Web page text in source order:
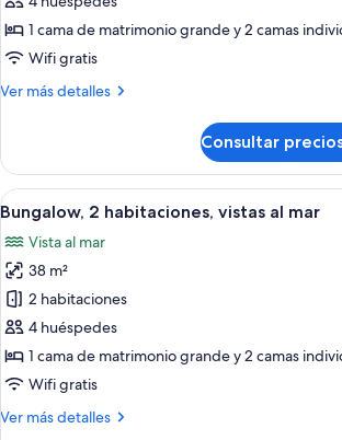
familiar,
2
habitaciones,
vistas
1 cama de matrimonio grande y 2 camas
Wifi gratis
Ver más detalles
Más
familiar,
habitaciones,
vistas
al
mar
Consultar
Abrir
todas
las
fotos
de
Bungalow,
2
habitaciones,
al
Una
8
Bungalow, 2 habitaciones, vistas al mar
Vista al mar
38 m²
2 habitaciones
4 huéspedes
1 cama de matrimonio grande y 2 camas
Wifi gratis
Ver más detalles
Más